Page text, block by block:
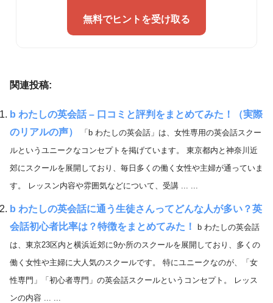
無料でヒントを受け取る
関連投稿:
b わたしの英会話 – 口コミと評判をまとめてみた！（実際
のリアルの声）
「b わたしの英会話」は、女性専用の英会話スクー
ルというユニークなコンセプトを掲げています。 東京都内と神奈川近
郊にスクールを展開しており、毎日多くの働く女性や主婦が通っていま
す。 レッスン内容や雰囲気などについて、受講 ... ...
b わたしの英会話に通う生徒さんってどんな人が多い？英
会話初心者比率は？特徴をまとめてみた！
b わたしの英会話
は、東京23区内と横浜近郊に9か所のスクールを展開しており、多くの
働く女性や主婦に大人気のスクールです。 特にユニークなのが、「女
性専門」「初心者専門」の英会話スクールというコンセプト。 レッス
ンの内容 ... ...